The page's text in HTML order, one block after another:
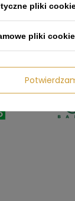
pliki
pliki cookie